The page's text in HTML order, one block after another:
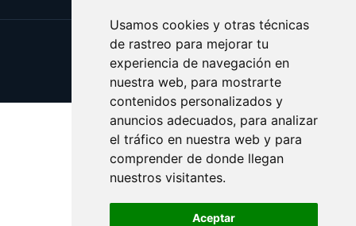
Usamos cookies y otras técnicas
de rastreo para mejorar tu
experiencia de navegación en
nuestra web, para mostrarte
contenidos personalizados y
anuncios adecuados, para analizar
el tráfico en nuestra web y para
comprender de donde llegan
nuestros visitantes.
Aceptar
Update cookies preferences
Copyright © 2025 bocas.es